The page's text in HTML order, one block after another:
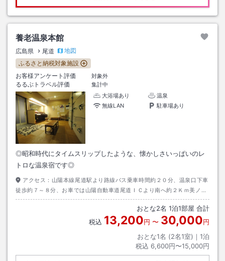
養老温泉本館
広島県 尾道
地図
ふるさと納税対象施設
お客様アンケート評価
対象外
るるぶトラベル評価
集計中
大浴場あり
温泉
無線LAN
駐車場あり
◎昭和時代にタイムスリップしたような、懐かしさいっぱいのレ
トロな温泉宿です◎
アクセス： 山陽本線尾道駅より路線バス乗車時間約２０分、温泉口下車
徒歩約７～８分、お車では山陽自動車道尾道ＩＣより南へ約２Ｋｍ美ノ郷
郵便局前信号を左折。
おとな2名 1泊1部屋 合計
税込 13,200円 〜 30,000円
おとな1名 (2名1室)｜ 1泊
税込 6,600円〜15,000円